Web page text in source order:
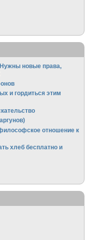
новые права,
и гордиться этим
отношение к
хлеб бесплатно и